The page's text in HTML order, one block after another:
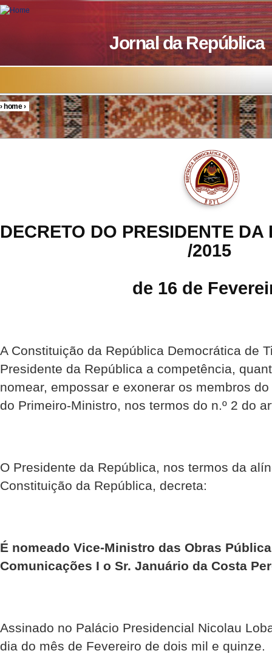
Skip to main content
Jornal da República
You are here
›home›
DECRETO DO PRESIDENTE DA
/2015
de 16 de
A Constituição da República Democrática de
Presidente da República a competência,
nomear, empossar e exonerar os membros
do Primeiro-Ministro, nos termos do n.º 2 do
O Presidente da República, nos termos da
Constituição da República, decreta:
É nomeado Vice-Ministro das Obras
Comunicações I o Sr. Januário da Costa
Assinado no Palácio Presidencial Nicolau
dia do mês de Fevereiro de dois mil e quinze.